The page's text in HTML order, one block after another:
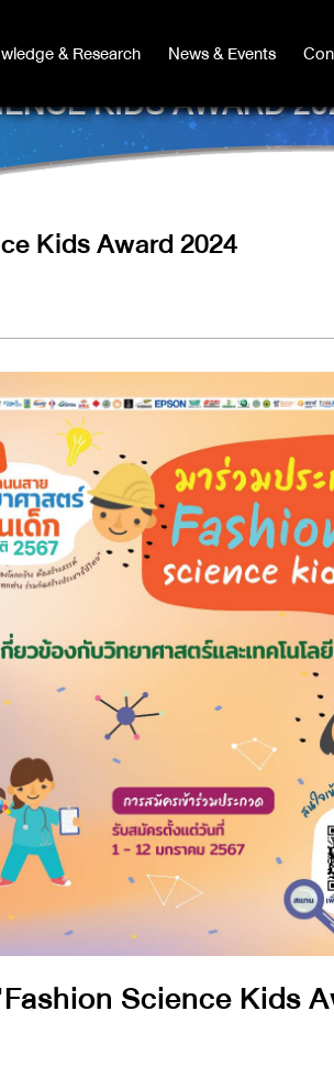
& Research News & Events
& Research News & Events
KIDS AWARD
Kids Award 2024
Science Kids